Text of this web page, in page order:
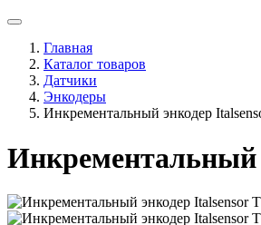
Главная
Каталог товаров
Датчики
Энкодеры
Инкрементальный энкодер
Инкрементальный